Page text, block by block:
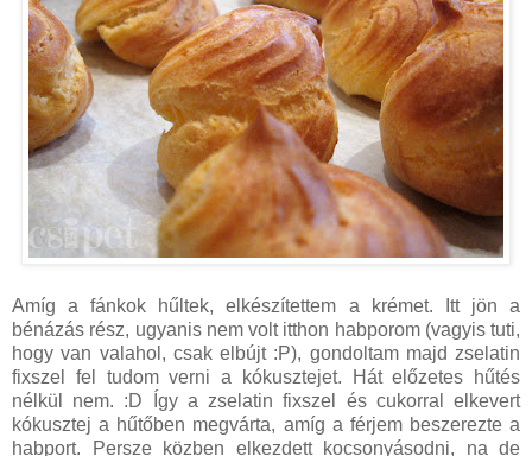
Amíg a fánkok hűltek, elkészítettem a krémet. Itt jön a
bénázás rész, ugyanis nem volt itthon habporom (vagyis tuti,
hogy van valahol, csak elbújt :P), gondoltam majd zselatin
fixszel fel tudom verni a kókusztejet. Hát előzetes hűtés
nélkül nem. :D Így a zselatin fixszel és cukorral elkevert
kókusztej a hűtőben megvárta, amíg a férjem beszerezte a
habport. Persze közben elkezdett kocsonyásodni, na de